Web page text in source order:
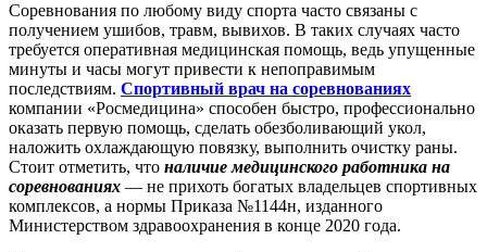
Соревнования по любому виду спорта часто связаны с
получением ушибов, травм, вывихов. В таких случаях часто
требуется оперативная медицинская помощь, ведь упущенные
минуты и часы могут привести к непоправимым
последствиям. Спортивный врач на соревнованиях
компании «Росмедицина» способен быстро, профессионально
оказать первую помощь, сделать обезболивающий укол,
наложить охлаждающую повязку, выполнить очистку раны.
Стоит отметить, что наличие медицинского работника на
соревнованиях — не прихоть богатых владельцев спортивных
комплексов, а нормы Приказа №1144н, изданного
Министерством здравоохранения в конце 2020 года.